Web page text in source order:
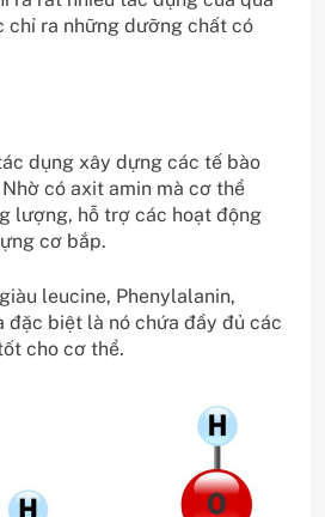
chỉ ra những dưỡng chất có
dụng xây dựng các tế bào
có axit amin mà cơ thể
lượng, hỗ trợ các hoạt động
cơ bắp.
leucine, Phenylalanin,
đặc biệt là nó chứa đầy đủ các
cho cơ thể.